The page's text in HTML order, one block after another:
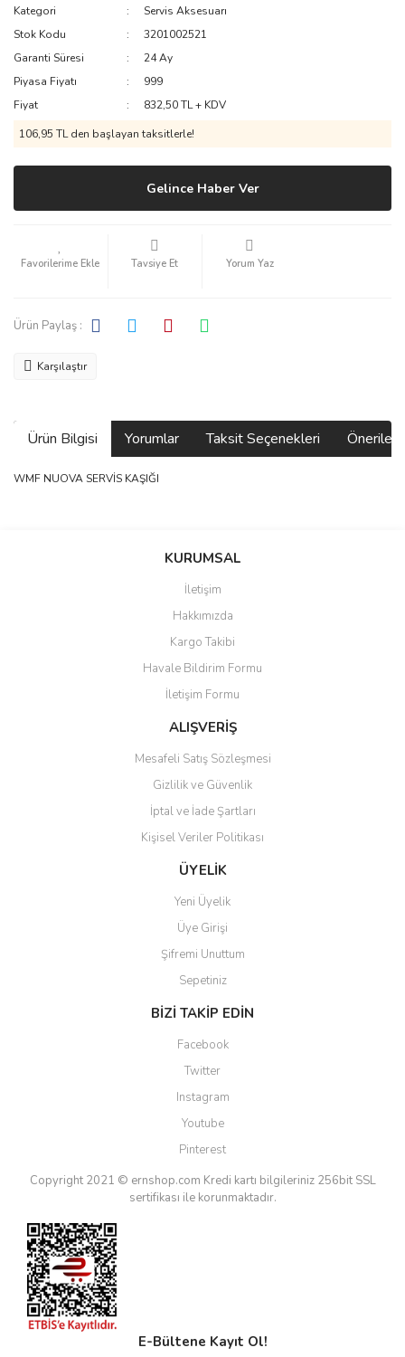
Kategori
Servis Aksesuarı
Stok Kodu
3201002521
Garanti Süresi
24 Ay
Piyasa Fiyatı
999
Fiyat
832,50 TL + KDV
106,95 TL den başlayan taksitlerle!
Gelince Haber Ver
Tavsiye Et Yorum Yaz
Ürün Paylaş :
Karşılaştır
Ürün Bilgisi Yorumlar Taksit Seçenekleri
WMF NUOVA SERVİS KAŞIĞI
Bu ürüne ilk yorumu siz yapın!
Ürün resmi kalitesiz, bozuk veya görüntülenemiyor.
Ürün açıklamasında eksik bilgiler bulunuyor.
Ürün bilgilerinde hatalar bulunuyor.
Ürün fiyatı diğer sitelerden daha pahalı.
Bu ürüne benzer farklı alternatifler olmalı.
Gönder
KURUMSAL
İletişim
Hakkımızda
Kargo Takibi
Havale Bildirim Formu
İletişim Formu
ALIŞVERİŞ
Mesafeli Satış Sözleşmesi
Gizlilik ve Güvenlik
İptal ve İade Şartları
Kişisel Veriler Politikası
ÜYELİK
Yeni Üyelik
Üye Girişi
Şifremi Unuttum
Sepetiniz
BİZİ TAKİP EDİN
Facebook
Twitter
Instagram
Youtube
Pinterest
Copyright 2021 © ernshop.com Kredi kartı bilgileriniz 256bit SSL
sertifikası ile korunmaktadır.
E-Bültene Kayıt Ol!